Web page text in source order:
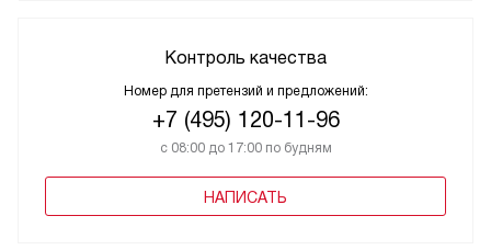
Контроль качества
Номер для претензий и предложений:
+7 (495) 120-11-96
с 08:00 до 17:00 по будням
НАПИСАТЬ